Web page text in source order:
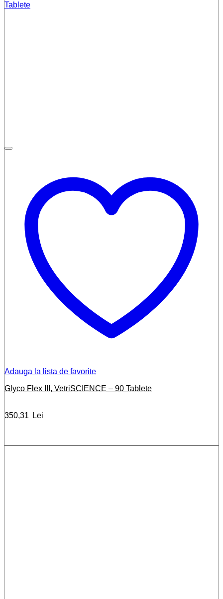
Adauga la lista de favorite
Glyco Flex III, VetriSCIENCE – 90 Tablete
350,31 Lei